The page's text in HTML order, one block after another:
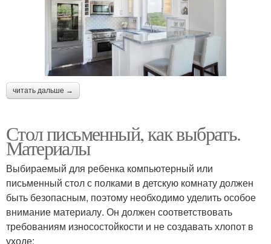
читать дальше →
Стол письменный, как выбрать.
Материалы
Выбираемый для ребенка компьютерный или
письменный стол с полками в детскую комнату должен
быть безопасным, поэтому необходимо уделить особое
внимание материалу. Он должен соответствовать
требованиям износостойкости и не создавать хлопот в
уходе: